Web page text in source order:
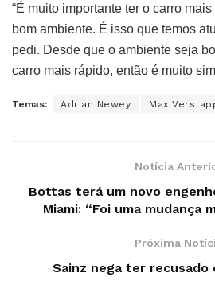
“É muito importante ter o carro
bom ambiente. É isso que temos
pedi. Desde que o ambiente seja
carro mais rápido, então é muito
Temas: Adrian Newey Max
Notícia
Bottas terá um novo
Miami: “Foi uma mudança
Próxima
Sainz nega ter recusado